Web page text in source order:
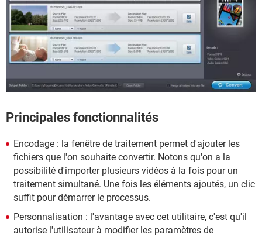
Principales fonctionnalités
Encodage : la fenêtre de traitement permet d'ajouter les
fichiers que l'on souhaite convertir. Notons qu'on a la
possibilité d'importer plusieurs vidéos à la fois pour un
traitement simultané. Une fois les éléments ajoutés, un clic
suffit pour démarrer le processus.
Personnalisation : l'avantage avec cet utilitaire, c'est qu'il
autorise l'utilisateur à modifier les paramètres de